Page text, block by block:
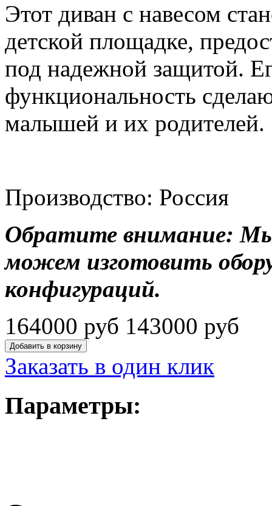
Этот диван с навесом
детской площадке,
под надежной защитой.
функциональность
малышей и их родителей.
Производство: Россия
Обратите внимание: Мы
можем изготовить
конфигураций.
164000 руб 143000 руб
Заказать в один клик
Параметры: